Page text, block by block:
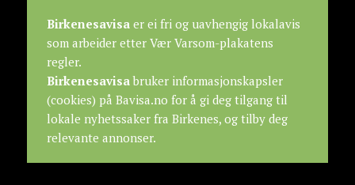
Birkenesavisaer ei fri og uavhengig lokalavis
som arbeider etter Vær Varsom-plakatens
regler.
Birkenesavisabruker informasjonskapsler
(cookies) på Bavisa.no for å gi deg tilgang til
lokale nyhetssaker fra Birkenes, og tilby deg
relevante annonser.